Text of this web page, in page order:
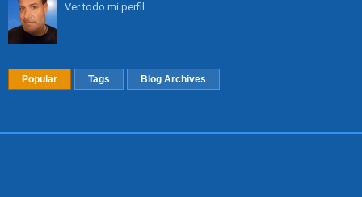
Ver todo mi perfil
Popular Tags Blog Archives